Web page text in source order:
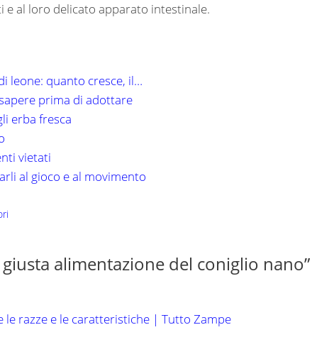
e al loro delicato apparato intestinale.
leone: quanto cresce, il…
prima di adottare
erba fresca
vietati
al gioco e al movimento
alimentazione del coniglio nano”
le razze e le caratteristiche | Tutto Zampe